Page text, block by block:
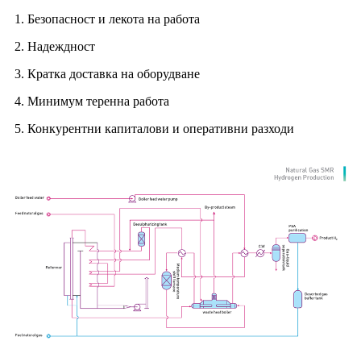
1. Безопасност и лекота на работа
2. Надеждност
3. Кратка доставка на оборудване
4. Минимум теренна работа
5. Конкурентни капиталови и оперативни разходи